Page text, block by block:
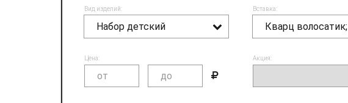
Вид изделий:
Набор детский
Вставка:
Кварц волосатик;
Цена: Акция: